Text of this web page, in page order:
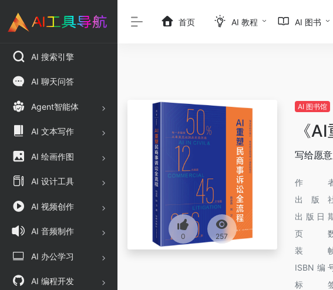
AI 搜索引擎
AI 聊天问答
Agent智能体
AI 文本写作
AI 绘画作图
AI 设计工具
AI 视频创作
AI 音频制作
AI 办公学习
AI 编程开发
首页 AI 教程 AI 图书
0 257
AI 图书馆
《
写给愿
作
出版
出版日
页
装
ISBN编
标